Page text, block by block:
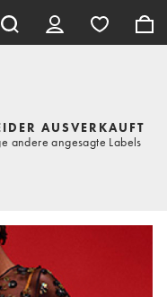
AUSVERKAUFT
andere angesagte Labels